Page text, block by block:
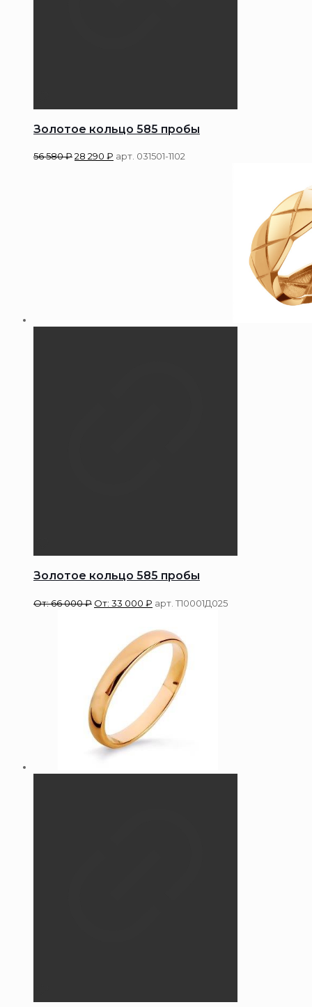
Золотое кольцо 585 пробы
56 580₽28 290 ₽ арт. 031501-1102
Золотое кольцо 585 пробы
От:66 000₽ От: 33 000 ₽ арт. Т10001Д025